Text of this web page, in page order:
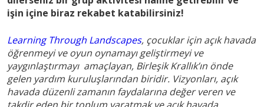
işin içine biraz rekabet katabilirsiniz!
Learning Through Landscapes, çocuklar için açık havada
öğrenmeyi ve oyun oynamayı geliştirmeyi ve
yaygınlaştırmayı amaçlayan, Birleşik Krallık’ın önde
gelen yardım kuruluşlarından biridir. Vizyonları, açık
havada düzenli zamanın faydalarına değer veren ve